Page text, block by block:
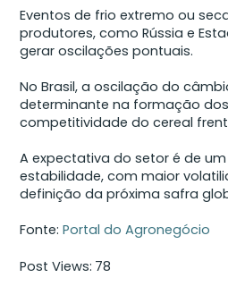
Eventos de frio extremo ou
produtores, como Rússia e
gerar oscilações pontuais.
No Brasil, a oscilação do
determinante na formação
competitividade do cereal
A expectativa do setor é de
estabilidade, com maior
definição da próxima safra
Fonte:Portal do Agronegócio
Post Views: 78